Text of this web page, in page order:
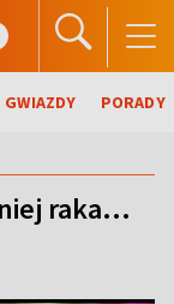
GWIAZDY PORADY
raka...